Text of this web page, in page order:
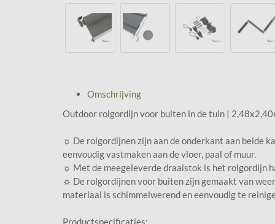
Omschrijving
Outdoor rolgordijn voor buiten in de tuin |
☼ De rolgordijnen zijn aan de onderkant aan beide
eenvoudig vastmaken aan de vloer, paal of muur.
☼ Met de meegeleverde draaistok is het rolgordijn
☼ De rolgordijnen voor buiten zijn gemaakt van
materiaal is schimmelwerend en eenvoudig te
Productspecificaties: